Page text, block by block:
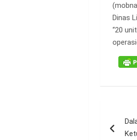
Dinas
“20
pos